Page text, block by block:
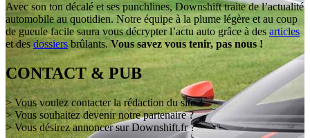
Avec son ton décalé et ses punchlines, Downshift traite de l’actualité
automobile au quotidien. Notre équipe à la plume légère et au coup
de gueule facile saura vous décrypter l’actu auto grâce à des articles
et des dossiers brûlants. Vous savez vous tenir, pas nous !
CONTACT & PUB
> Vous voulez contacter la rédaction du site ?
> Vous souhaitez devenir notre partenaire ?
> Vous désirez annoncer sur Downshift.fr ?